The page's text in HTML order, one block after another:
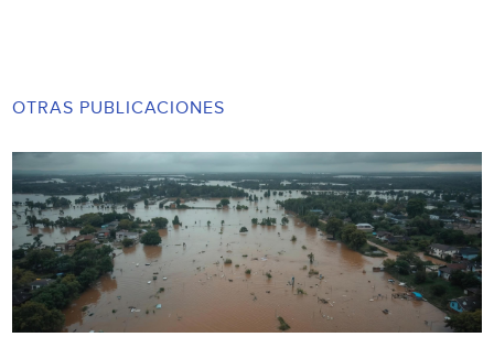
OTRAS PUBLICACIONES